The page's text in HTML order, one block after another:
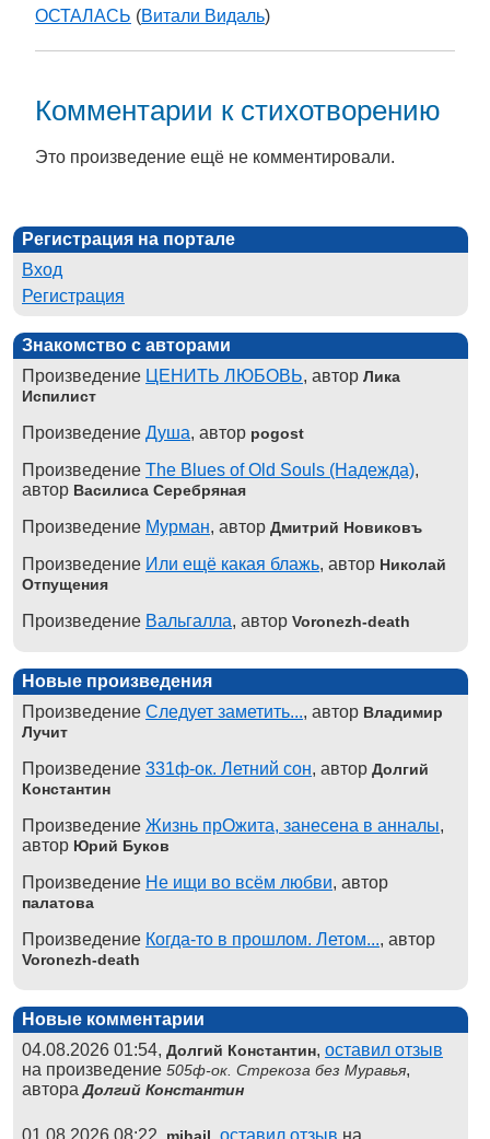
ОСТАЛАСЬ (Витали Видаль)
Комментарии к стихотворению
Это произведение ещё не комментировали.
Регистрация на портале
Вход
Регистрация
Знакомство с авторами
Произведение ЦЕНИТЬ ЛЮБОВЬ, автор Лика
Испилист
Произведение Душа, автор pogost
Произведение The Blues of Old Souls (Надежда),
автор Василиса Серебряная
Произведение Мурман, автор Дмитрий Новиковъ
Произведение Или ещё какая блажь, автор Николай
Отпущения
Произведение Вальгалла, автор Voronezh-death
Новые произведения
Произведение Следует заметить..., автор Владимир
Лучит
Произведение 331ф-ок. Летний сон, автор Долгий
Константин
Произведение Жизнь прОжита, занесена в анналы,
автор Юрий Буков
Произведение Не ищи во всём любви, автор
палатова
Произведение Когда-то в прошлом. Летом..., автор
Voronezh-death
Новые комментарии
04.08.2026 01:54, Долгий Константин, оставил отзыв
на произведение 505ф-ок. Стрекоза без Муравья,
автораДолгий Константин
01.08.2026 08:22, оставил отзыв на